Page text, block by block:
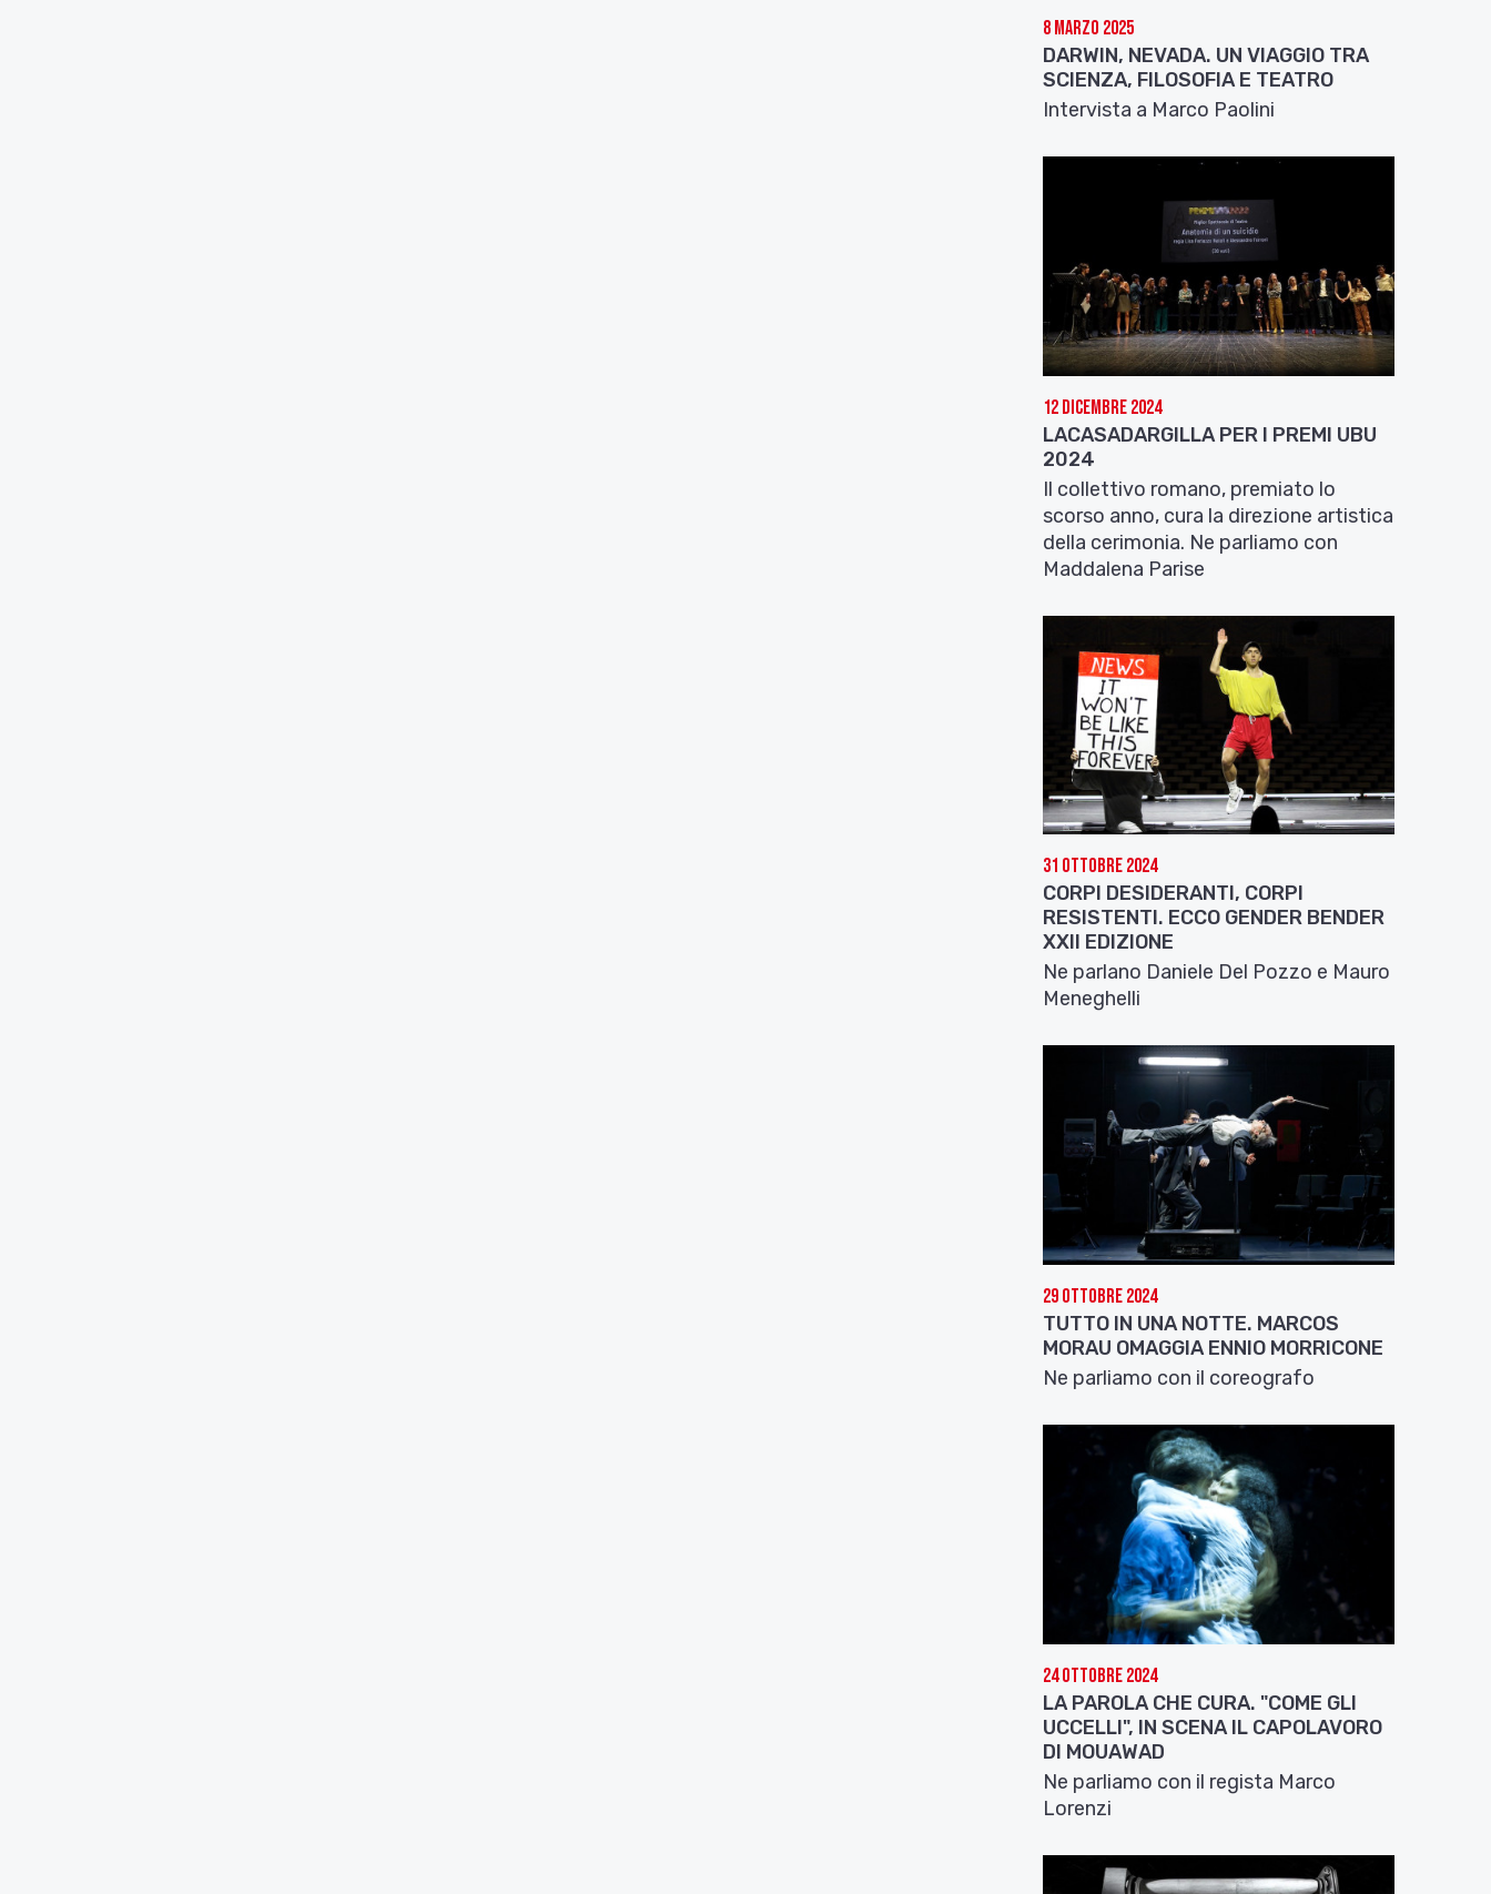
8 Marzo 2025
DARWIN, NEVADA. UN VIAGGIO TRA
SCIENZA, FILOSOFIA E TEATRO
Intervista a Marco Paolini
12 Dicembre 2024
LACASADARGILLA PER I PREMI UBU
2024
Il collettivo romano, premiato lo
scorso anno, cura la direzione artistica
della cerimonia. Ne parliamo con
Maddalena Parise
31 Ottobre 2024
CORPI DESIDERANTI, CORPI
RESISTENTI. ECCO GENDER BENDER
XXII EDIZIONE
Ne parlano Daniele Del Pozzo e Mauro
Meneghelli
29 Ottobre 2024
TUTTO IN UNA NOTTE. MARCOS
MORAU OMAGGIA ENNIO MORRICONE
Ne parliamo con il coreografo
24 Ottobre 2024
LA PAROLA CHE CURA. "COME GLI
UCCELLI", IN SCENA IL CAPOLAVORO
DI MOUAWAD
Ne parliamo con il regista Marco
Lorenzi